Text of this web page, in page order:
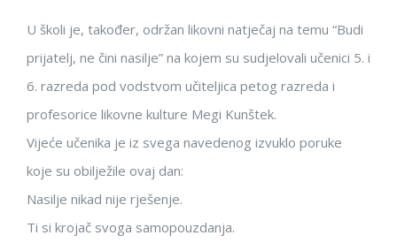
U školi je, također, održan likovni natječaj na temu “Budi
prijatelj, ne čini nasilje” na kojem su sudjelovali učenici 5. i
6. razreda pod vodstvom učiteljica petog razreda i
profesorice likovne kulture Megi Kunštek.
Vijeće učenika je iz svega navedenog izvuklo poruke
koje su obilježile ovaj dan:
Nasilje nikad nije rješenje.
Ti si krojač svoga samopouzdanja.